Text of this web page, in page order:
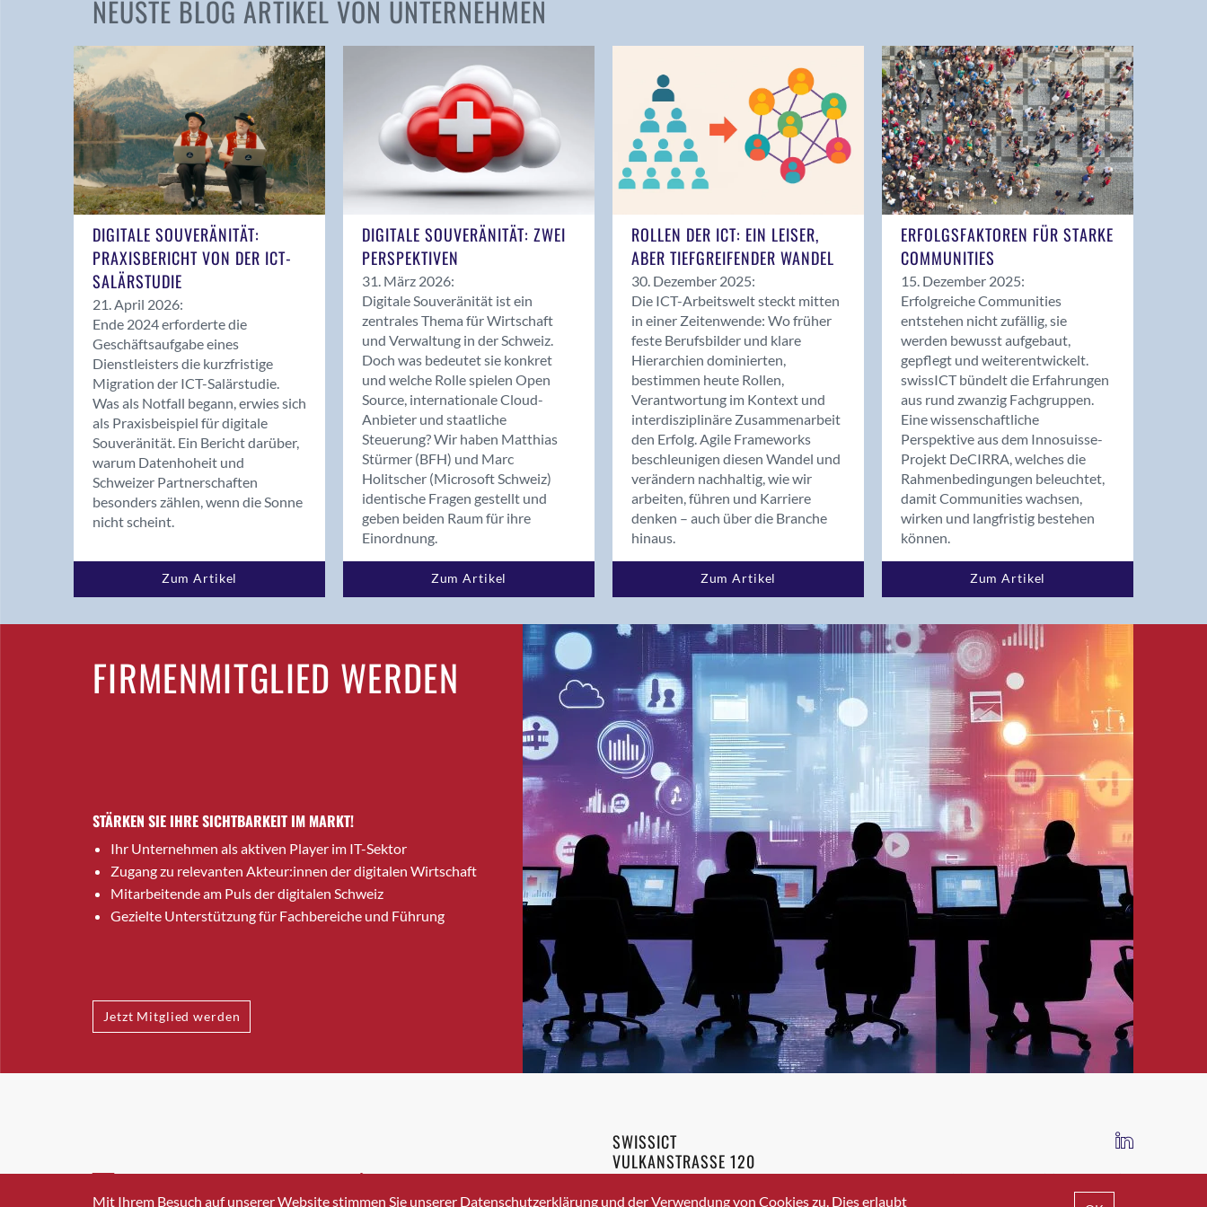
Andelfingen
Balsthal
Balzers
Bassersdorf
Benken (SG)
Bergdietikon
Bern - Liebefeld
Bolligen
Bonaduz
Bonstetten
Bottighofen
Bremgarten bei Bern
Brig-Glis
Bronschhofen
Brugg AG
Brütten
Bubendorf
Buchs (SG)
Bäretswil
Bülach
Cazis
Cham
Davos Platz
Davos Platz 1
NEUSTE BLOG ARTIKEL VON UNTERNEHMEN
DIGITALE SOUVERÄNITÄT:
PRAXISBERICHT VON DER ICT-
SALÄRSTUDIE
21. April 2026:
Ende 2024 erforderte die
Geschäftsaufgabe eines
Dienstleisters die kurzfristige
Migration der ICT-Salärstudie.
Was als Notfall begann, erwies sich
als Praxisbeispiel für digitale
Souveränität. Ein Bericht darüber,
warum Datenhoheit und
Schweizer Partnerschaften
besonders zählen, wenn die Sonne
nicht scheint.
Zum Artikel
DIGITALE SOUVERÄNITÄT: ZWEI
PERSPEKTIVEN
31. März 2026:
Digitale Souveränität ist ein
zentrales Thema für Wirtschaft
und Verwaltung in der Schweiz.
Doch was bedeutet sie konkret
und welche Rolle spielen Open
Source, internationale Cloud-
Anbieter und staatliche
Steuerung? Wir haben Matthias
Stürmer (BFH) und Marc
Holitscher (Microsoft Schweiz)
identische Fragen gestellt und
geben beiden Raum für ihre
Einordnung.
Zum Artikel
ROLLEN DER ICT: EIN LEISER,
ABER TIEFGREIFENDER WANDEL
30. Dezember 2025:
Die ICT-Arbeitswelt steckt mitten
in einer Zeitenwende: Wo früher
feste Berufsbilder und klare
Hierarchien dominierten,
bestimmen heute Rollen,
Verantwortung im Kontext und
interdisziplinäre Zusammenarbeit
den Erfolg. Agile Frameworks
beschleunigen diesen Wandel und
verändern nachhaltig, wie wir
arbeiten, führen und Karriere
denken – auch über die Branche
hinaus.
Zum Artikel
ERFOLGSFAKTOREN FÜR STARKE
COMMUNITIES
15. Dezember 2025:
Erfolgreiche Communities
entstehen nicht zufällig, sie
werden bewusst aufgebaut,
gepflegt und weiterentwickelt.
swissICT bündelt die Erfahrungen
aus rund zwanzig Fachgruppen.
Eine wissenschaftliche
Perspektive aus dem Innosuisse-
Projekt DeCIRRA, welches die
Rahmenbedingungen beleuchtet,
damit Communities wachsen,
wirken und langfristig bestehen
können.
Zum Artikel
FIRMENMITGLIED WERDEN
STÄRKEN SIE IHRE SICHTBARKEIT IM MARKT!
Ihr Unternehmen als aktiven Player im IT-Sektor
Zugang zu relevanten Akteur:innen der digitalen Wirtschaft
Mitarbeitende am Puls der digitalen Schweiz
Gezielte Unterstützung für Fachbereiche und Führung
Jetzt Mitglied werden
INFO@SWISSICT.CH +41 43 336 40 20
SWISSICT
VULKANSTRASSE 120
8048 ZURICH
IMPRESSUM DATENSCHUTZ AGB
Mit Ihrem Besuch auf unserer Website stimmen Sie unserer Datenschutzerklärung und der Verwendung von Cookies zu. Dies erlaubt